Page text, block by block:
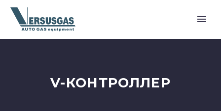
V-КОНТРОЛЛЕР